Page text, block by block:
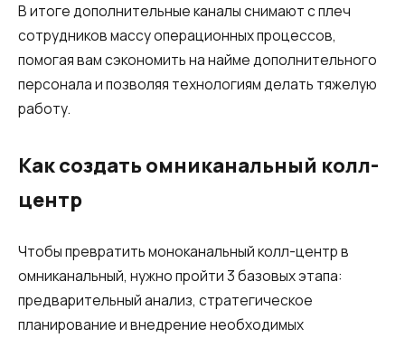
В итоге дополнительные каналы снимают с плеч
сотрудников массу операционных процессов,
помогая вам сэкономить на найме дополнительного
персонала и позволяя технологиям делать тяжелую
работу.
Как создать омниканальный колл-
центр
Чтобы превратить моноканальный колл-центр в
омниканальный, нужно пройти 3 базовых этапа:
предварительный анализ, стратегическое
планирование и внедрение необходимых